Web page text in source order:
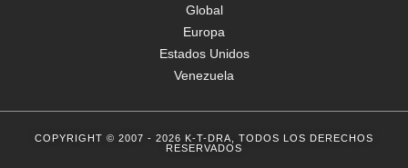
Global
Europa
Estados Unidos
Venezuela
COPYRIGHT © 2007 - 2026 K-T-DRA, TODOS LOS DERECHOS
RESERVADOS